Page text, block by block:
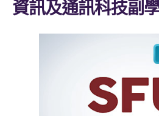
資訊及通訊科技副